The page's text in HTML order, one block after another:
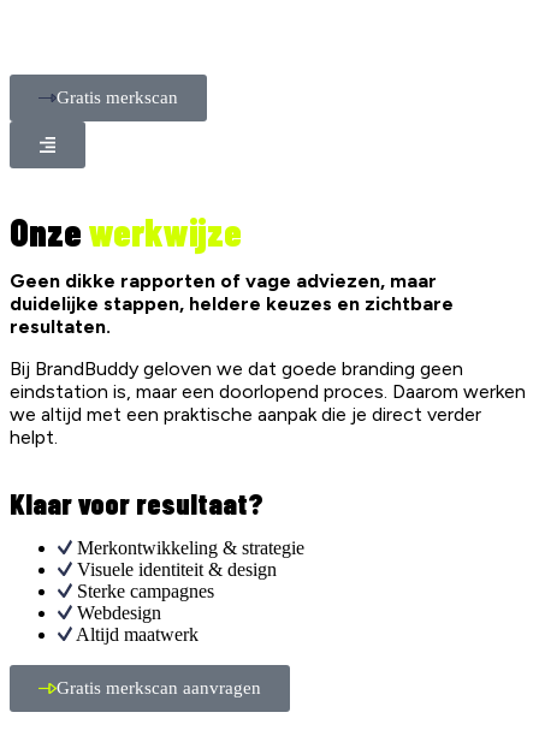
Gratis merkscan
Onzewerkwijze
Geen dikke rapporten of vage adviezen, maar
duidelijke stappen, heldere keuzes en zichtbare
resultaten.
Bij BrandBuddy geloven we dat goede branding geen
eindstation is, maar een doorlopend proces. Daarom werken
we altijd met een praktische aanpak die je direct verder
helpt.
Klaar voor resultaat?
Merkontwikkeling & strategie
Visuele identiteit & design
Sterke campagnes
Webdesign
Altijd maatwerk
Gratis merkscan aanvragen